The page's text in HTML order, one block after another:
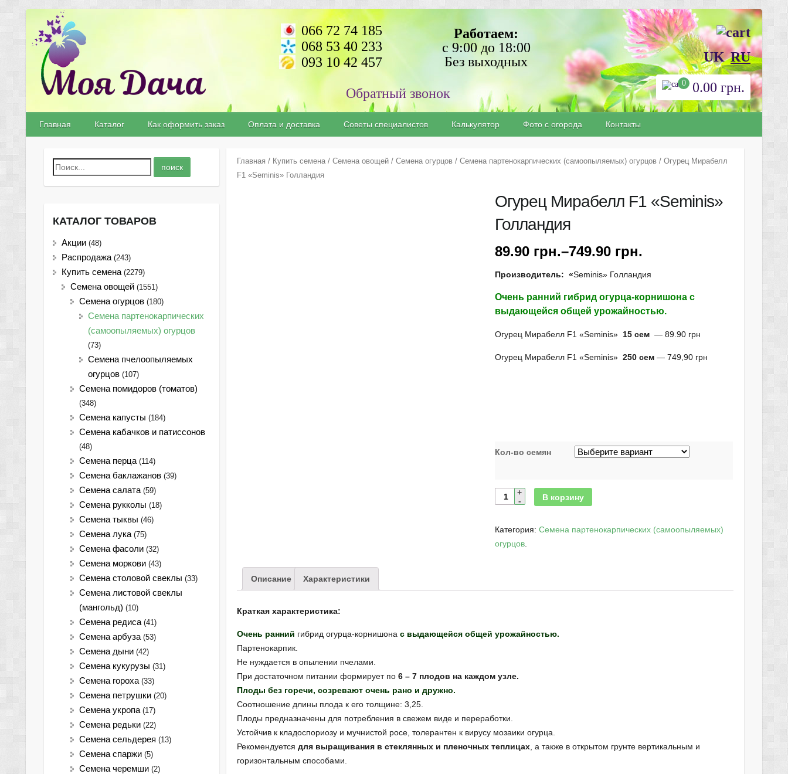
066 72 74 185
068 53 40 233
093 10 42 457
Работаем:
с 9:00 до 18:00
Без выходных
UK RU
0 0.00 грн.
Главная Каталог Как оформить заказ Оплата и доставка Советы специалистов Калькулятор Фото с огорода Контакты
Главная / Купить семена/ Семена овощей/ Семена огурцов/ Семена партенокарпических (самоопыляемых) огурцов/ Огурец Мирабелл
F1 «Seminis» Голландия
Огурец Мирабелл F1 «Seminis»
Голландия
89.90 грн.–749.90 грн.
Производитель: «Seminis» Голландия
Очень ранний гибрид огурца-корнишона с
выдающейся общей урожайностью.
Огурец Мирабелл F1 «Seminis» 15 сем — 89.90 грн
Огурец Мирабелл F1 «Seminis»250 сем— 749,90 грн
Кол-во семян
В корзину
Категория:Семена партенокарпических (самоопыляемых)
огурцов
Описание Характеристики
Краткая характеристика:
Очень ранний гибрид огурца-корнишона с выдающейся общей урожайностью.
Партенокарпик.
Не нуждается в опылении пчелами.
При достаточном питании формирует по 6 – 7 плодов на каждом узле.
Плоды без горечи, созревают очень рано и дружно.
Соотношение длины плода к его толщине: 3,25.
Плоды предназначены для потребления в свежем виде и переработки.
Устойчив к кладоспориозу и мучнистой росе, толерантен к вирусу мозаики огурца.
Рекомендуется для выращивания в стеклянных и пленочных теплицах, а также в открытом грунте вертикальным и
горизонтальным способами.
КАТАЛОГ ТОВАРОВ
Акции (48)
Распродажа (243)
Купить семена (2279)
Семена овощей (1551)
Семена огурцов (180)
Семена партенокарпических
(самоопыляемых) огурцов
(73)
Семена пчелоопыляемых
огурцов (107)
Семена помидоров (томатов)
(348)
Семена капусты (184)
Семена кабачков и патиссонов
(48)
Семена перца (114)
Семена баклажанов (39)
Семена салата (59)
Семена рукколы (18)
Семена тыквы (46)
Семена лука (75)
Cемена фасоли (32)
Семена моркови (43)
Семена столовой свеклы (33)
Семена листовой свеклы
(мангольд) (10)
Семена редиса (41)
Семена арбуза (53)
Семена дыни (42)
Семена кукурузы (31)
Семена гороха (33)
Семена петрушки (20)
Семена укропа (17)
Семена редьки (22)
Семена сельдерея (13)
Семена спаржи (5)
Семена черемши (2)